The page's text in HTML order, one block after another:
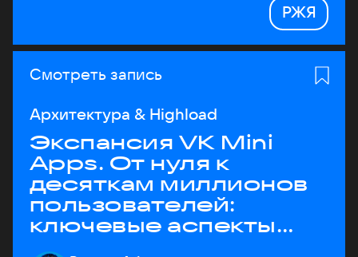
РЖЯ
Смотреть запись
Архитектура & Highload
Экспансия VK Mini
Apps. От нуля к
десяткам миллионов
пользователей:
ключевые аспекты
архитектуры